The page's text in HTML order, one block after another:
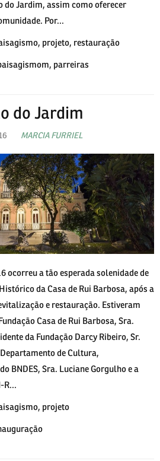
do Jardim, assim como oferecer
Por...
, projeto, restauração
, parreiras
do Jardim
MARCIA FURRIEL
ocorreu a tão esperada solenidade de
da Casa de Rui Barbosa, após a
e restauração. Estiveram
Casa de Rui Barbosa, Sra.
da Fundação Darcy Ribeiro, Sr.
de Cultura,
BNDES, Sra. Luciane Gorgulho e a
R...
, projeto